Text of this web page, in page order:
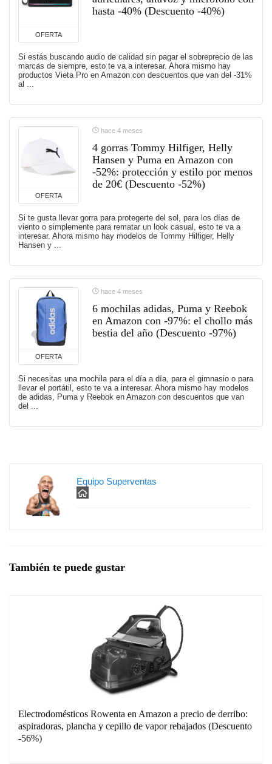
OFERTA
hasta -40% (Descuento -40%)
Si estás buscando audio de calidad sin pagar el sobreprecio de las
marcas de siempre, esto te va a interesar. Ahora mismo hay
productos Vieta Pro en Amazon con descuentos que van del -31%
al ...
OFERTA
hace 4 meses
4 gorras Tommy Hilfiger, Helly
Hansen y Puma en Amazon con
-52%: protección y estilo por menos
de 20€ (Descuento -52%)
Si te gusta llevar gorra para protegerte del sol, para los días de
viento o simplemente para rematar un look casual, esto te va a
interesar. Ahora mismo hay modelos de Tommy Hilfiger, Helly
Hansen y ...
OFERTA
hace 4 meses
6 mochilas adidas, Puma y Reebok
en Amazon con -97%: el chollo más
bestia del año (Descuento -97%)
Si necesitas una mochila para el día a día, para el gimnasio o para
llevar el portátil, esto te va a interesar. Ahora mismo hay modelos
de adidas, Puma y Reebok en Amazon con descuentos que van
del ...
Equipo Superventas
También te puede gustar
Electrodomésticos Rowenta en Amazon a precio de derribo:
aspiradoras, plancha y cepillo de vapor rebajados (Descuento
-56%)